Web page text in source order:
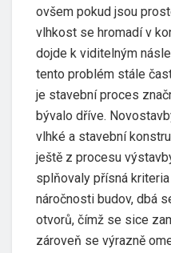
ovšem pokud jsou
vlhkost se hromadí v
dojde k viditelným
tento problém stále
je stavební proces
bývalo dříve.
vlhké a stavební
ještě z procesu
splňovaly přísná
náročnosti budov, dbá
otvorů, čímž se sice
zároveň se výrazně